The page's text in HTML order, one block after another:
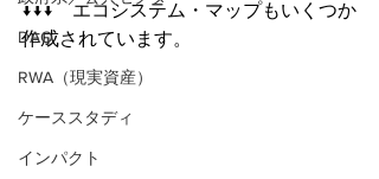
DAO
RWA（現実資産）
ケーススタディ
インパクト
↓↓↓　エコシステム・マップもいくつか
作成されています。